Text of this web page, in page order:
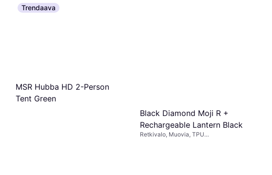
Trendaava
MSR Hubba HD 2-Person
Tent Green
Black Diamond Moji R +
Rechargeable Lantern Black
Retkivalo, Muovia, TPU